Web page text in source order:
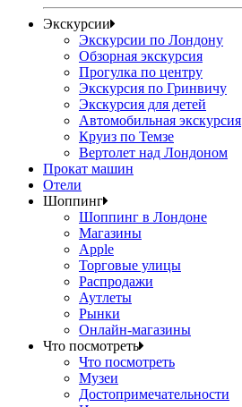
Экскурсии
Экскурсии по Лондону
Обзорная экскурсия
Прогулка по центру
Экскурсия по Гринвичу
Экскурсия для детей
Автомобильная экскурсия
Круиз по Темзе
Вертолет над Лондоном
Прокат машин
Отели
Шоппинг
Шоппинг в Лондоне
Магазины
Apple
Торговые улицы
Распродажи
Аутлеты
Рынки
Онлайн-магазины
Что посмотреть
Что посмотреть
Музеи
Достопримечательности